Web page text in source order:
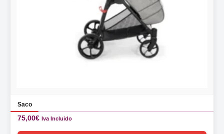
Saco
75,00€ Iva Incluido